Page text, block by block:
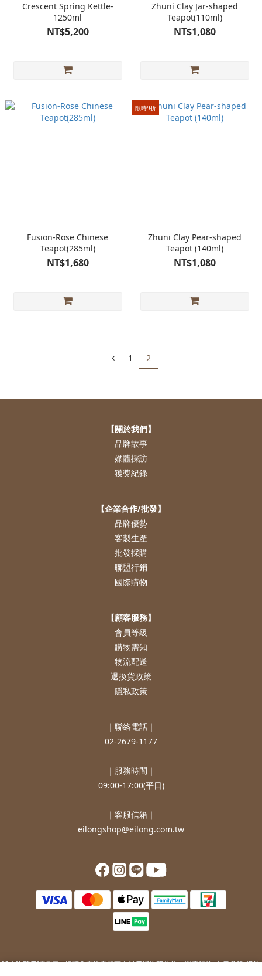
Crescent Spring Kettle-
1250ml
NT$5,200
Zhuni Clay Jar-shaped
Teapot(110ml)
NT$1,080
Fusion-Rose Chinese
Teapot(285ml)
NT$1,680
限時9折
Zhuni Clay Pear-shaped
Teapot (140ml)
NT$1,080
1 2
【關於我們】
品牌故事
媒體採訪
獲獎紀錄
【企業合作/批發】
品牌優勢
客製生產
批發採購
聯盟行銷
國際購物
【顧客服務】
會員等級
購物需知
物流配送
退換貨政策
隱私政策
｜聯絡電話｜
02-2679-1177
｜服務時間｜
09:00-17:00(平日)
｜客服信箱｜
eilongshop@eilong.com.tw
近來詐騙電話猖獗，提醒您宜龍客服不會以電話詢問您的：消費紀錄/會員升等/退換